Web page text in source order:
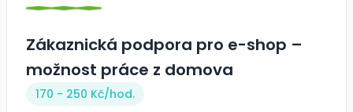
Zákaznická podpora pro e-shop –
možnost práce z domova
170 - 250 Kč/hod.